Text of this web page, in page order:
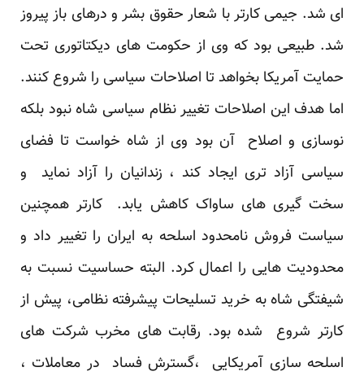
ای شد. جیمی کارتر با شعار حقوق بشر و درهای باز پیروز
شد. طبیعی بود که وی از حکومت های دیکتاتوری تحت
حمایت آمریکا بخواهد تا اصلاحات سیاسی را شروع کنند.
اما هدف این اصلاحات تغییر نظام سیاسی شاه نبود بلکه
نوسازی و اصلاح آن بود وی از شاه خواست تا فضای
سیاسی آزاد تری ایجاد کند ، زندانیان را آزاد نماید و
سخت گیری های ساواک کاهش یابد. کارتر همچنین
سیاست فروش نامحدود اسلحه به ایران را تغییر داد و
محدودیت هایی را اعمال کرد. البته حساسیت نسبت به
شیفتگی شاه به خرید تسلیحات پیشرفته نظامی، پیش از
کارتر شروع شده بود. رقابت های مخرب شرکت های
اسلحه سازی آمریکایی ،گسترش فساد در معاملات ،